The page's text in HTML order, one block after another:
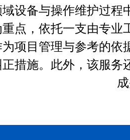
设备与操作维护过程
重点，依托一支由专业
项目管理与参考的依
正措施。此外，该服务